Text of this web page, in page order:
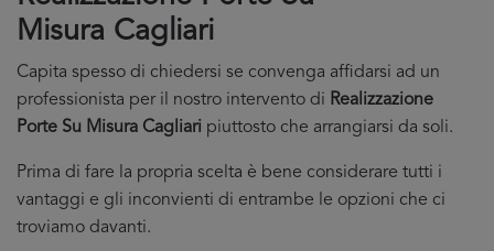
Misura Cagliari
Capita spesso di chiedersi se convenga affidarsi ad un
professionista per il nostro intervento di Realizzazione
Porte Su Misura Cagliari piuttosto che arrangiarsi da soli.
Prima di fare la propria scelta è bene considerare tutti i
vantaggi e gli inconvienti di entrambe le opzioni che ci
troviamo davanti.